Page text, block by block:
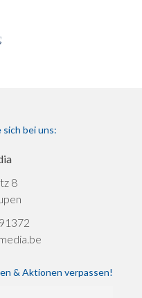
sich bei uns:
8
& Aktionen verpassen!